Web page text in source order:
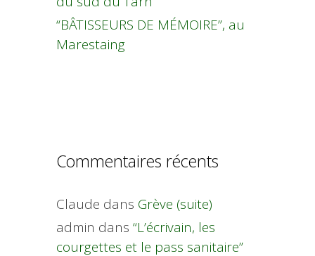
“BÂTISSEURS DE MÉMOIRE”, au
Marestaing
Commentaires récents
Claude dans Grève (suite)
admin dans “L’écrivain, les
courgettes et le pass sanitaire”